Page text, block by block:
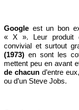
Google est un bon
« X ». Leur produit
convivial et surtout
(1973) en sont les
mettent peu en avant
de chacund’entre
ou d’un Steve Jobs.